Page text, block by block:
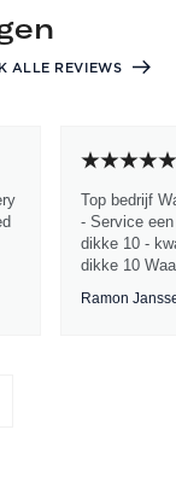
ALLE REVIEWS
Top bedrijf
- Service
dikke 10 -
dikke 10
Ramon